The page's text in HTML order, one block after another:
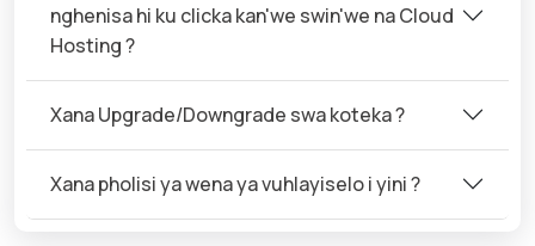
nghenisa hi ku clicka kan'we swin'we na Cloud
Hosting ?
Xana Upgrade/Downgrade swa koteka ?
Xana pholisi ya wena ya vuhlayiselo i yini ?